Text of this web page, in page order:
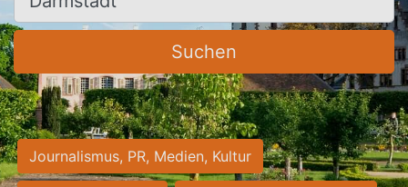
Suchen
Journalismus, PR, Medien, Kultur